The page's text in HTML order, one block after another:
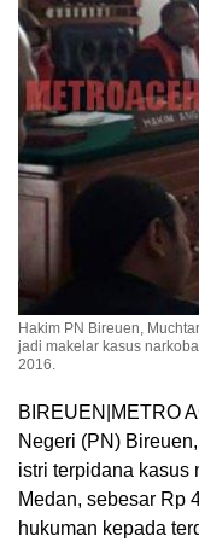
Hakim PN Bireuen,
jadi makelar kasus
2016.
BIREUEN|METRO
Negeri (PN)
istri terpidana kasus
Medan, sebesar Rp
hukuman kepada